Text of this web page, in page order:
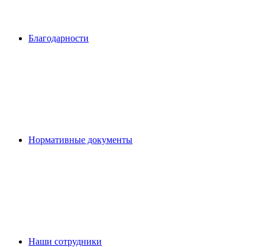
Благодарности
Нормативные документы
Наши сотрудники